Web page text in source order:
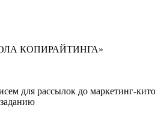
КОПИРАЙТИНГА»
для рассылок до маркетинг-